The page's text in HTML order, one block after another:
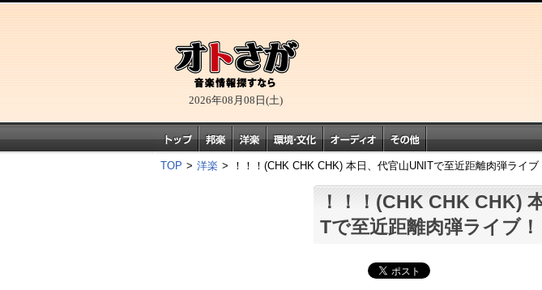
2026年08月08日(土)
TOP > 洋楽 > ！！！(CHK CHK CHK) 本日、代官山UNITで至近距離肉弾ライブ
！！！(CHK CHK CHK)
Tで至近距離肉弾ライブ！